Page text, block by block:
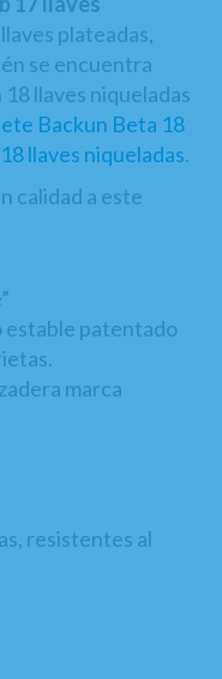
plateadas,
se encuentra
llaves niqueladas
Backun Beta 18
llaves niqueladas.
calidad a este
patentado
marca
resistentes al